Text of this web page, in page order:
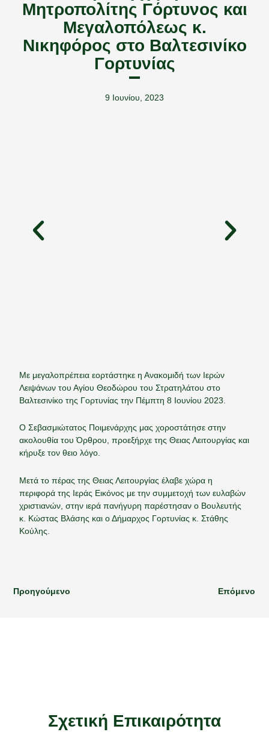
Μητροπολίτης Γόρτυνος και
Μεγαλοπόλεως κ.
Νικηφόρος στο Βαλτεσινίκο
Γορτυνίας
9 Ιουνίου, 2023
Με μεγαλοπρέπεια εορτάστηκε η Ανακομιδή των Ιερών
Λειψάνων του Αγίου Θεοδώρου του Στρατηλάτου στο
Βαλτεσινίκο της Γορτυνίας την Πέμπτη 8 Ιουνίου 2023.
Ο Σεβασμιώτατος Ποιμενάρχης μας χοροστάτησε στην
ακολουθία του Όρθρου, προεξήρχε της Θειας Λειτουργίας και
κήρυξε τον θειο λόγο.
Μετά το πέρας της Θειας Λειτουργίας έλαβε χώρα η
περιφορά της Ιεράς Εικόνος με την συμμετοχή των ευλαβών
χριστιανών, στην ιερά πανήγυρη παρέστησαν ο Βουλευτής
κ. Κώστας Βλάσης και ο Δήμαρχος Γορτυνίας κ. Στάθης
Κούλης.
Προηγούμενο Επόμενο
Σχετική Επικαιρότητα